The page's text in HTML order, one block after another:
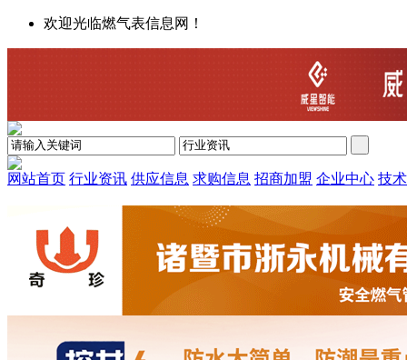
欢迎光临燃气表信息网！
网站首页 行业资讯 供应信息 求购信息 招商加盟 企业中心 技